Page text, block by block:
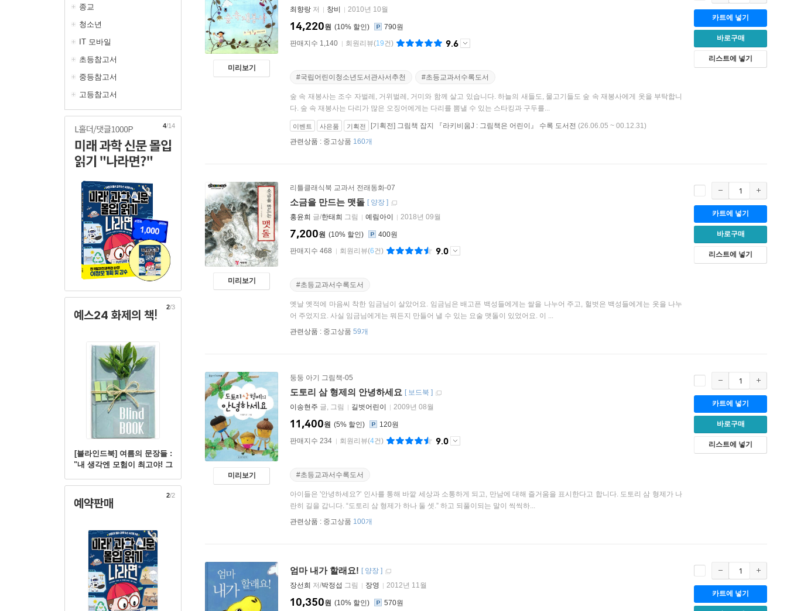
종교
청소년
IT 모바일
초등참고서
중등참고서
고등참고서
4/14
예스24 화제의 책!
[블라인드북] 여름의 문장들 :
"내 생각엔 모험이 최고야! 그
을 하는 거야."
2/3
예약판매
2/2
미리보기
최향랑 저 창비 2010년 10월
10%
14,220원
790원
판매지수 1,140
회원리뷰(19건) 9.6
#국립어린이청소년도서관사서추천 #초등교과서수록도서
숲 속 재봉사는 조수 자벌레, 거위벌레, 거미와 함께 살고 있습니다. 하늘의 새들도, 물고기들도 숲 속 재봉사에게 옷을 부탁합니
다. 숲 속 재봉사는 다리가 많은 오징어에게는 다리를 뽐낼 수 있는 스타킹과 구두를...
이벤트 사은품 기획전 [기획전] 그림책 잡지 『라키비움J : 그림책은 어린이』 수록 도서전 (26.06.05 ~ 00.12.31)
관련상품 : 중고상품 160개
카트에 넣기
바로구매
리스트에 넣기
미리보기
리틀클래식북 교과서 전래동화-07
소금을 만드는 맷돌 [ 양장 ]
홍윤희 글/한태희 그림 예림아이 2018년 09월
10%
7,200원
400원
판매지수 468
회원리뷰(6건) 9.0
#초등교과서수록도서
옛날 옛적에 마음씨 착한 임금님이 살았어요. 임금님은 배고픈 백성들에게는 쌀을 나누어 주고, 헐벗은 백성들에게는 옷을 나누
어 주었지요. 사실 임금님에게는 뭐든지 만들어 낼 수 있는 요술 맷돌이 있었어요. 이 ...
관련상품 : 중고상품 59개
카트에 넣기
바로구매
리스트에 넣기
미리보기
둥둥 아기 그림책-05
도토리 삼 형제의 안녕하세요 [ 보드북 ]
이송현주 글, 그림 길벗어린이 2009년 08월
5%
11,400원
120원
판매지수 234
회원리뷰(4건) 9.0
#초등교과서수록도서
아이들은 '안녕하세요?' 인사를 통해 바깥 세상과 소통하게 되고, 만남에 대해 즐거움을 표시한다고 합니다. 도토리 삼 형제가 나
란히 길을 갑니다. “도토리 삼 형제가 하나 둘 셋.” 하고 되풀이되는 말이 씩씩하...
관련상품 : 중고상품 100개
카트에 넣기
바로구매
리스트에 넣기
엄마 내가 할래요! [ 양장 ]
장선희 저/박정섭 그림 장영 2012년 11월
10%
10,350원 570원
카트에 넣기